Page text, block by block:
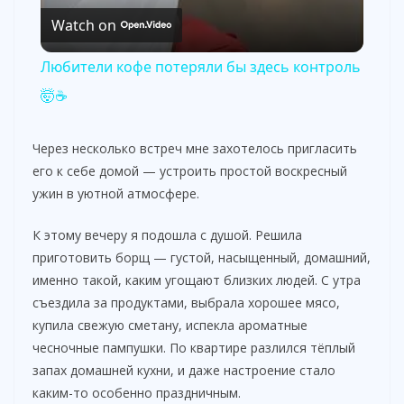
i
e
o
Watch on
Любители кофе потеряли бы здесь контроль
🤯☕
Через несколько встреч мне захотелось пригласить
его к себе домой — устроить простой воскресный
ужин в уютной атмосфере.
К этому вечеру я подошла с душой. Решила
приготовить борщ — густой, насыщенный, домашний,
именно такой, каким угощают близких людей. С утра
съездила за продуктами, выбрала хорошее мясо,
купила свежую сметану, испекла ароматные
чесночные пампушки. По квартире разлился тёплый
запах домашней кухни, и даже настроение стало
каким-то особенно праздничным.